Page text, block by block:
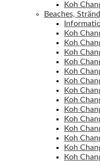
Koh
Beaches,
Koh
Koh
Koh
Koh
Koh
Koh
Koh
Koh
Koh
Koh
Koh
Koh
Koh
Koh